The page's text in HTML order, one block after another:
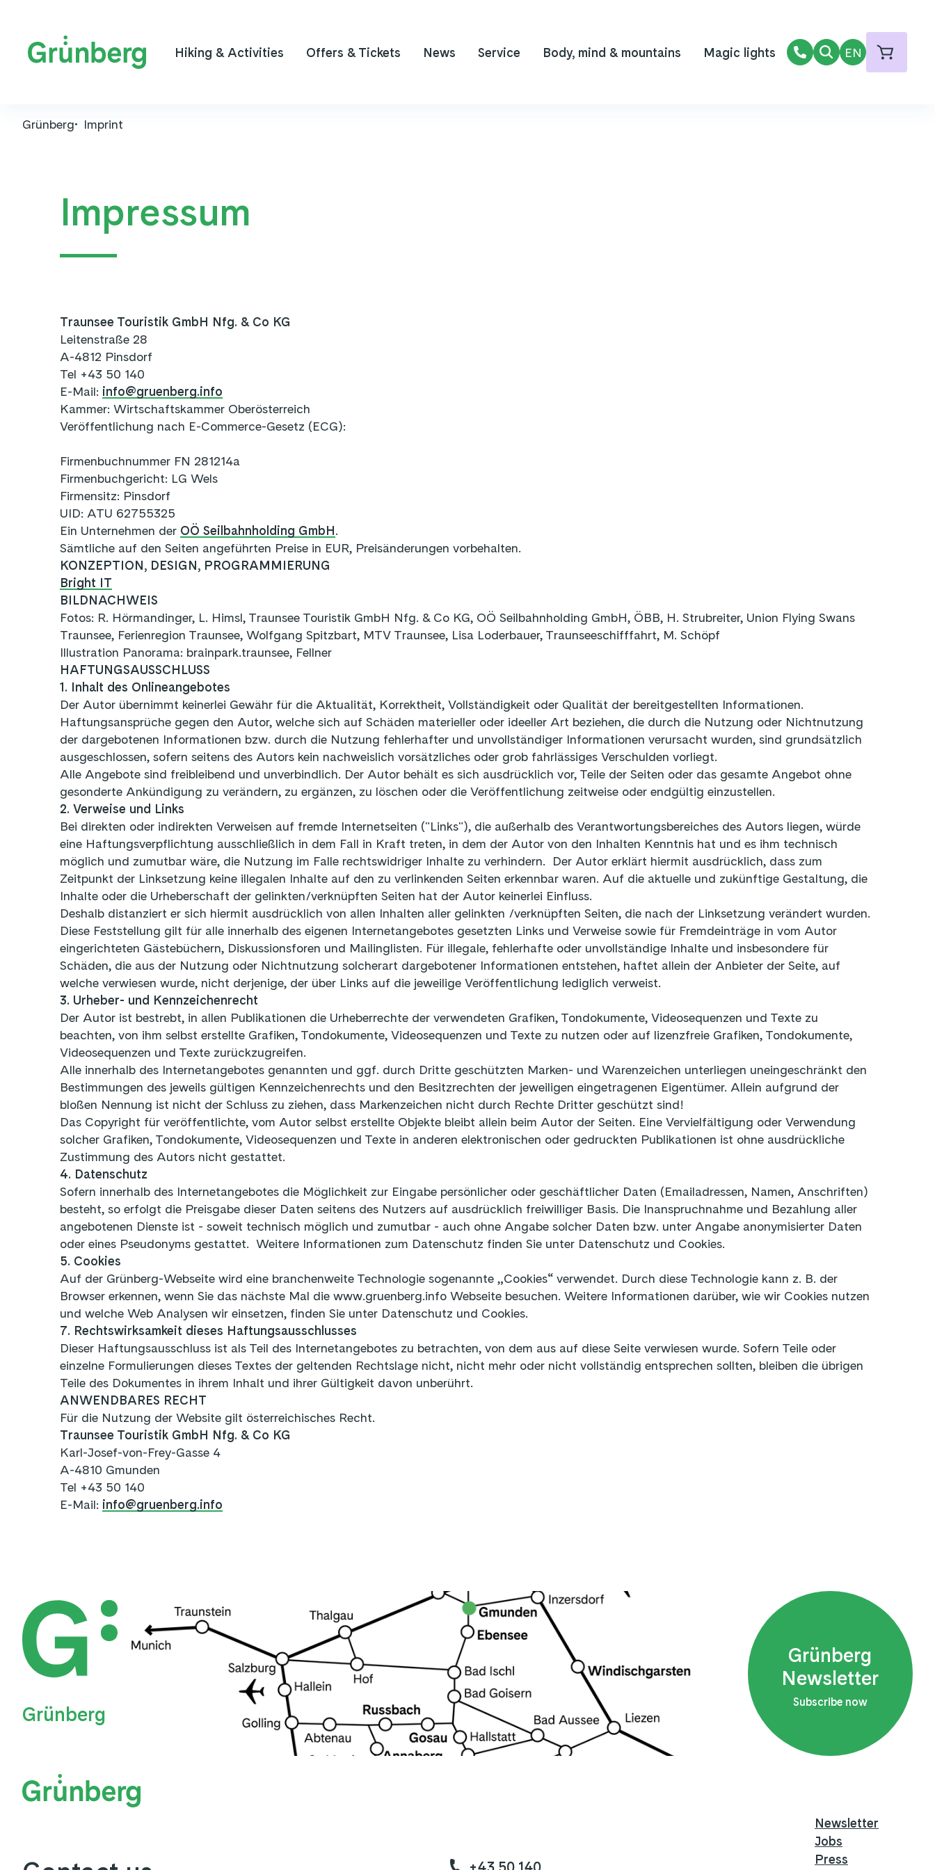
Hiking & Activities Offers & Tickets News Service Body, mind & mountains Magic lights EN
Grünberg Imprint
Impressum
Traunsee Touristik GmbH Nfg. & Co KG
Leitenstraße 28
A-4812 Pinsdorf
Tel +43 50 140
E-Mail: info@gruenberg.info
Kammer: Wirtschaftskammer Oberösterreich
Veröffentlichung nach E-Commerce-Gesetz (ECG):
Firmenbuchnummer FN 281214a
Firmenbuchgericht: LG Wels
Firmensitz: Pinsdorf
UID: ATU 62755325
Ein Unternehmen der OÖ Seilbahnholding GmbH.
Sämtliche auf den Seiten angeführten Preise in EUR, Preisänderungen vorbehalten.
KONZEPTION, DESIGN, PROGRAMMIERUNG
Bright IT
BILDNACHWEIS
Fotos: R. Hörmandinger, L. Himsl, Traunsee Touristik GmbH Nfg. & Co KG, OÖ Seilbahnholding GmbH, ÖBB, H. Strubreiter, Union Flying Swans
Traunsee, Ferienregion Traunsee, Wolfgang Spitzbart, MTV Traunsee, Lisa Loderbauer, Traunseeschifffahrt, M. Schöpf
Illustration Panorama: brainpark.traunsee, Fellner
HAFTUNGSAUSSCHLUSS
1. Inhalt des Onlineangebotes
Der Autor übernimmt keinerlei Gewähr für die Aktualität, Korrektheit, Vollständigkeit oder Qualität der bereitgestellten Informationen.
Haftungsansprüche gegen den Autor, welche sich auf Schäden materieller oder ideeller Art beziehen, die durch die Nutzung oder Nichtnutzung
der dargebotenen Informationen bzw. durch die Nutzung fehlerhafter und unvollständiger Informationen verursacht wurden, sind grundsätzlich
ausgeschlossen, sofern seitens des Autors kein nachweislich vorsätzliches oder grob fahrlässiges Verschulden vorliegt.
Alle Angebote sind freibleibend und unverbindlich. Der Autor behält es sich ausdrücklich vor, Teile der Seiten oder das gesamte Angebot ohne
gesonderte Ankündigung zu verändern, zu ergänzen, zu löschen oder die Veröffentlichung zeitweise oder endgültig einzustellen.
2. Verweise und Links
Bei direkten oder indirekten Verweisen auf fremde Internetseiten ("Links"), die außerhalb des Verantwortungsbereiches des Autors liegen, würde
eine Haftungsverpflichtung ausschließlich in dem Fall in Kraft treten, in dem der Autor von den Inhalten Kenntnis hat und es ihm technisch
möglich und zumutbar wäre, die Nutzung im Falle rechtswidriger Inhalte zu verhindern. Der Autor erklärt hiermit ausdrücklich, dass zum
Zeitpunkt der Linksetzung keine illegalen Inhalte auf den zu verlinkenden Seiten erkennbar waren. Auf die aktuelle und zukünftige Gestaltung, die
Inhalte oder die Urheberschaft der gelinkten/verknüpften Seiten hat der Autor keinerlei Einfluss.
Deshalb distanziert er sich hiermit ausdrücklich von allen Inhalten aller gelinkten /verknüpften Seiten, die nach der Linksetzung verändert wurden.
Diese Feststellung gilt für alle innerhalb des eigenen Internetangebotes gesetzten Links und Verweise sowie für Fremdeinträge in vom Autor
eingerichteten Gästebüchern, Diskussionsforen und Mailinglisten. Für illegale, fehlerhafte oder unvollständige Inhalte und insbesondere für
Schäden, die aus der Nutzung oder Nichtnutzung solcherart dargebotener Informationen entstehen, haftet allein der Anbieter der Seite, auf
welche verwiesen wurde, nicht derjenige, der über Links auf die jeweilige Veröffentlichung lediglich verweist.
3. Urheber- und Kennzeichenrecht
Der Autor ist bestrebt, in allen Publikationen die Urheberrechte der verwendeten Grafiken, Tondokumente, Videosequenzen und Texte zu
beachten, von ihm selbst erstellte Grafiken, Tondokumente, Videosequenzen und Texte zu nutzen oder auf lizenzfreie Grafiken, Tondokumente,
Videosequenzen und Texte zurückzugreifen.
Alle innerhalb des Internetangebotes genannten und ggf. durch Dritte geschützten Marken- und Warenzeichen unterliegen uneingeschränkt den
Bestimmungen des jeweils gültigen Kennzeichenrechts und den Besitzrechten der jeweiligen eingetragenen Eigentümer. Allein aufgrund der
bloßen Nennung ist nicht der Schluss zu ziehen, dass Markenzeichen nicht durch Rechte Dritter geschützt sind!
Das Copyright für veröffentlichte, vom Autor selbst erstellte Objekte bleibt allein beim Autor der Seiten. Eine Vervielfältigung oder Verwendung
solcher Grafiken, Tondokumente, Videosequenzen und Texte in anderen elektronischen oder gedruckten Publikationen ist ohne ausdrückliche
Zustimmung des Autors nicht gestattet.
4. Datenschutz
Sofern innerhalb des Internetangebotes die Möglichkeit zur Eingabe persönlicher oder geschäftlicher Daten (Emailadressen, Namen, Anschriften)
besteht, so erfolgt die Preisgabe dieser Daten seitens des Nutzers auf ausdrücklich freiwilliger Basis. Die Inanspruchnahme und Bezahlung aller
angebotenen Dienste ist - soweit technisch möglich und zumutbar - auch ohne Angabe solcher Daten bzw. unter Angabe anonymisierter Daten
oder eines Pseudonyms gestattet. Weitere Informationen zum Datenschutz finden Sie unter Datenschutz und Cookies.
5. Cookies
Auf der Grünberg-Webseite wird eine branchenweite Technologie sogenannte „Cookies“ verwendet. Durch diese Technologie kann z. B. der
Browser erkennen, wenn Sie das nächste Mal die www.gruenberg.info Webseite besuchen. Weitere Informationen darüber, wie wir Cookies nutzen
und welche Web Analysen wir einsetzen, finden Sie unter Datenschutz und Cookies.
7. Rechtswirksamkeit dieses Haftungsausschlusses
Dieser Haftungsausschluss ist als Teil des Internetangebotes zu betrachten, von dem aus auf diese Seite verwiesen wurde. Sofern Teile oder
einzelne Formulierungen dieses Textes der geltenden Rechtslage nicht, nicht mehr oder nicht vollständig entsprechen sollten, bleiben die übrigen
Teile des Dokumentes in ihrem Inhalt und ihrer Gültigkeit davon unberührt.
ANWENDBARES RECHT
Für die Nutzung der Website gilt österreichisches Recht.
Traunsee Touristik GmbH Nfg. & Co KG
Karl-Josef-von-Frey-Gasse 4
A-4810 Gmunden
Tel +43 50 140
E-Mail: info@gruenberg.info
Grünberg
Grünberg
Newsletter
Subscribe now
Newsletter
Jobs
Press